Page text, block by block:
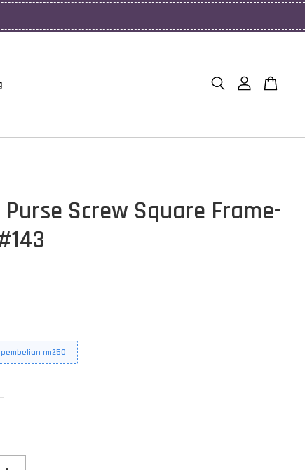
Purse Screw Square Frame-
rm250